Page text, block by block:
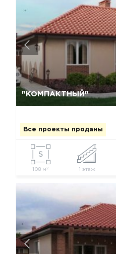
"КОМПАКТНЫЙ"
Все проекты проданы
108 м 2 1 этаж
Да, удалить